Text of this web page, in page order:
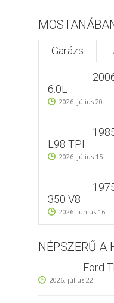
Garázs
6.0L
2026. július 20.
L98 TPI
2026. július 15.
350 V8
2026. június 16.
NÉPSZERŰ A
Ford
2026. július 22.